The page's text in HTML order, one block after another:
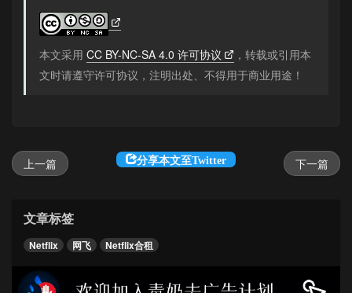
本文采用 CC BY-NC-SA 4.0 许可协议
，转载或引用本
文时请遵守许可协议，注明出处、不得用于商业用途！
下一篇
分享本文至Twitter
上一篇
文章标签
Netflix 网飞 Netflix合租